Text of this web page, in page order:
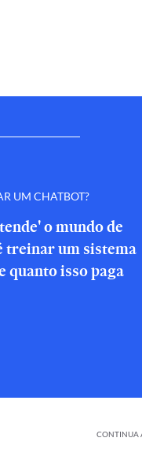
UM CHATBOT?
o mundo de
treinar um sistema
quanto isso paga
CONTINUA